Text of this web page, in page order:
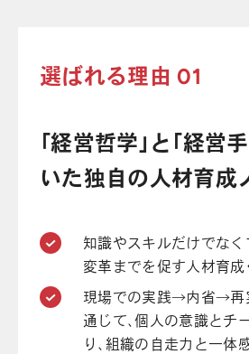
選ばれる理由 01
「経営哲学」と「経営
いた独自の人材育成
知識やスキルだけでな
変革までを促す人材育成
現場での実践→内省→再
通じて、個人の意識とチ
り、組織の自走力と一体